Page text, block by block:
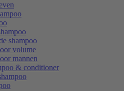
shampoo
volume
mannen
& conditioner